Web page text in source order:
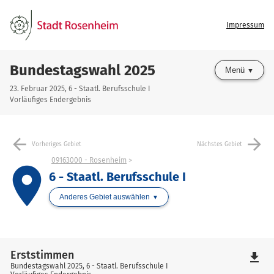
Impressum
Bundestagswahl 2025
23. Februar 2025, 6 - Staatl. Berufsschule I
Vorläufiges Endergebnis
Menü
arrow_back Vorheriges Gebiet Nächstes Gebiet arrow_forward
place
09163000 - Rosenheim
6 - Staatl. Berufsschule I
Anderes Gebiet auswählen
Erststimmen
Bundestagswahl 2025, 6 - Staatl. Berufsschule I
file_download